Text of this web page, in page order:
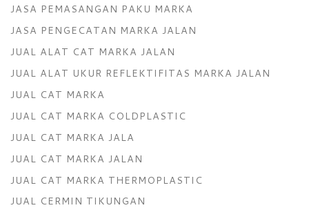
JASA PEMASANGAN PAKU MARKA
JASA PENGECATAN MARKA JALAN
JUAL ALAT CAT MARKA JALAN
JUAL ALAT UKUR REFLEKTIFITAS MARKA JALAN
JUAL CAT MARKA
JUAL CAT MARKA COLDPLASTIC
JUAL CAT MARKA JALA
JUAL CAT MARKA JALAN
JUAL CAT MARKA THERMOPLASTIC
JUAL CERMIN TIKUNGAN